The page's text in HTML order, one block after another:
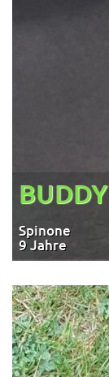
BUDDY
Spinone
9 Jahre